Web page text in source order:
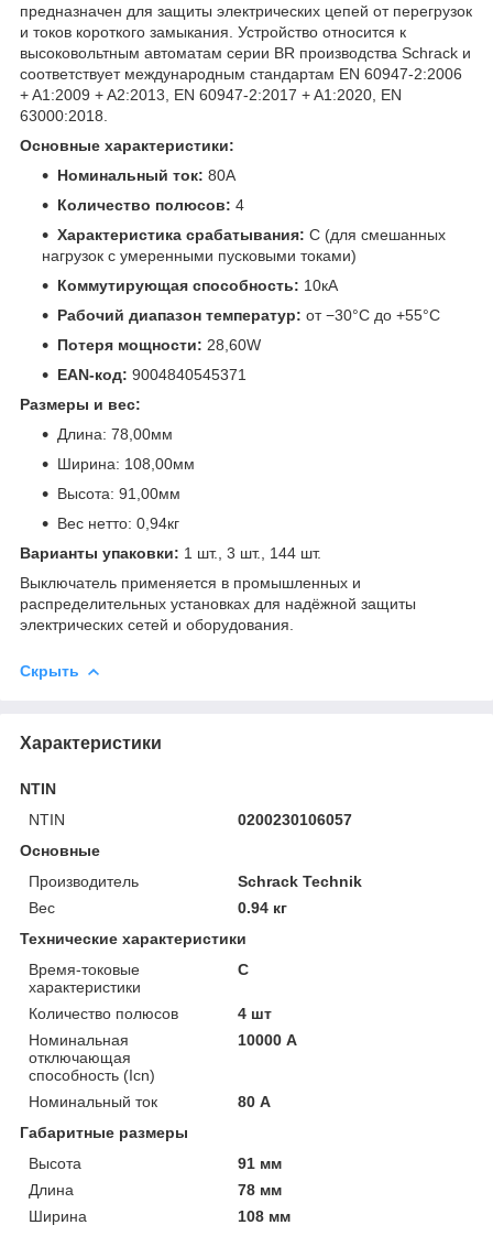
предназначен для защиты электрических цепей от перегрузок
и токов короткого замыкания. Устройство относится к
высоковольтным автоматам серии BR производства Schrack и
соответствует международным стандартам EN 60947-2:2006
+ A1:2009 + A2:2013, EN 60947-2:2017 + A1:2020, EN
63000:2018.
Основные характеристики:
Номинальный ток: 80A
Количество полюсов: 4
Характеристика срабатывания: C (для смешанных
нагрузок с умеренными пусковыми токами)
Коммутирующая способность: 10кА
Рабочий диапазон температур: от −30°C до +55°C
Потеря мощности: 28,60W
EAN-код: 9004840545371
Размеры и вес:
Длина: 78,00мм
Ширина: 108,00мм
Высота: 91,00мм
Вес нетто: 0,94кг
Варианты упаковки: 1 шт., 3 шт., 144 шт.
Выключатель применяется в промышленных и
распределительных установках для надёжной защиты
электрических сетей и оборудования.
Скрыть
Характеристики
NTIN
NTIN
0200230106057
Основные
Производитель
Schrack Technik
Вес
0.94 кг
Технические характеристики
Время-токовые
характеристики
C
Количество полюсов
4 шт
Номинальная
отключающая
способность (Icn)
10000 А
Номинальный ток
80 А
Габаритные размеры
Высота
91 мм
Длина
78 мм
Ширина
108 мм